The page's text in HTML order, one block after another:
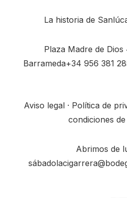
La historia de
Plaza Madre de
Barrameda+34956 381
Aviso legal· Política de
condiciones
Abrimos de
sábado